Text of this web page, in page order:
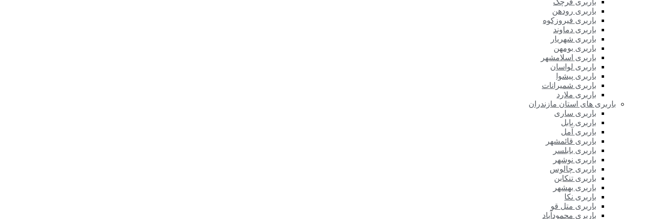
باربری قرچک
باربری رودهن
باربری فیروزکوه
باربری دماوند
باربری شهریار
باربری بومهن
باربری اسلامشهر
باربری لواسان
باربری پیشوا
باربری شمیرانات
باربری ملارد
باربری های استان مازندران
باربری ساری
باربری بابل
باربری آمل
باربری قائمشهر
باربری بابلسر
باربری نوشهر
باربری چالوس
باربری تنکابن
باربری بهشهر
باربری نکا
باربری متل قو
باربری محمودآباد